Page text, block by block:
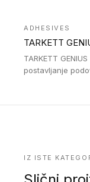
uglom, sa
16 cm. Poste i
opterećenjem.
ADHESIVES
TARKETT
TARKETT
postavljanje
IZ ISTE